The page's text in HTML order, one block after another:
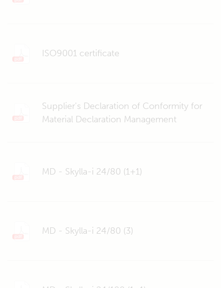
ISO9001 certificate
Supplier's Declaration of Conformity for
Material Declaration Management
MD - Skylla-i 24/80 (1+1)
MD - Skylla-i 24/80 (3)